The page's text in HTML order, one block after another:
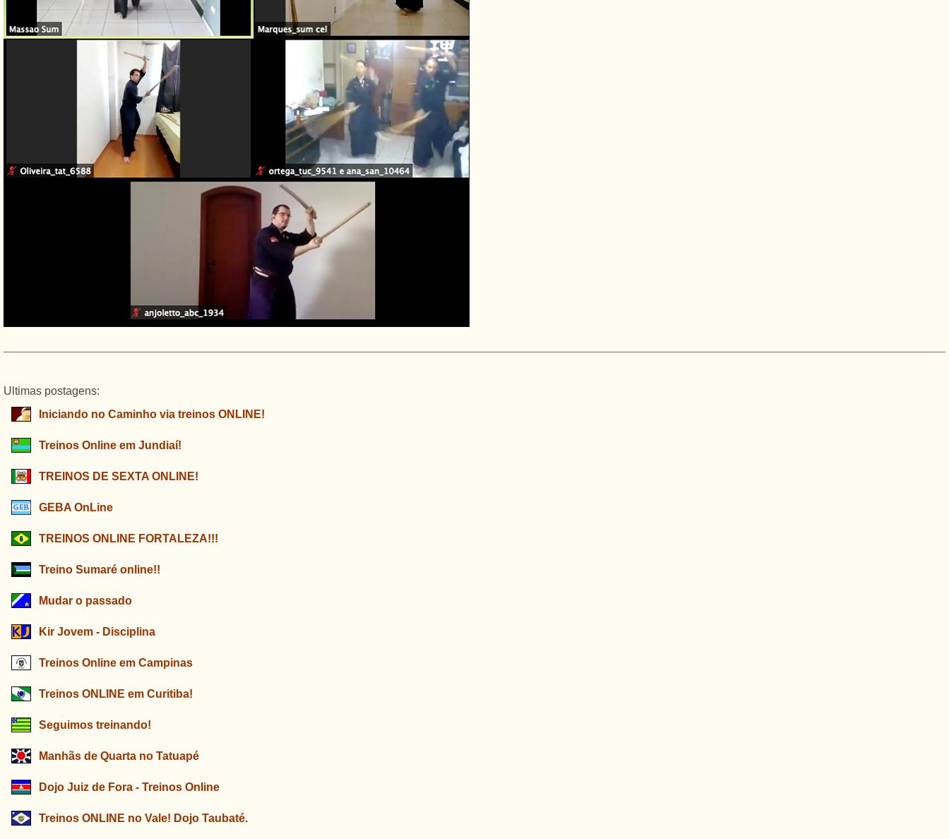
Ultimas postagens:
Iniciando no Caminho via treinos ONLINE!
Treinos Online em Jundiaí!
TREINOS DE SEXTA ONLINE!
GEBA OnLine
TREINOS ONLINE FORTALEZA!!!
Treino Sumaré online!!
Mudar o passado
Kir Jovem - Disciplina
Treinos Online em Campinas
Treinos ONLINE em Curitiba!
Seguimos treinando!
Manhãs de Quarta no Tatuapé
Dojo Juiz de Fora - Treinos Online
Treinos ONLINE no Vale! Dojo Taubaté.